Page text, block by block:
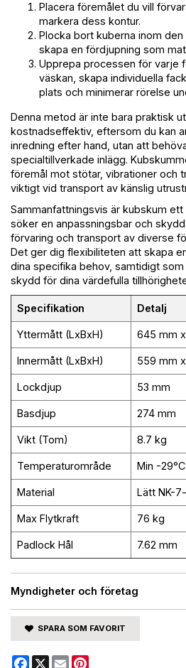
Myndigheter och företag
Placera föremålet du vill
markera dess kontur.
Plocka bort kuberna inom
skapa en fördjupning som
Upprepa processen för varje
väskan, skapa individuella
plats och minimerar rörelse
Denna metod är inte bara praktisk
kostnadseffektiv, eftersom du kan
inredning efter hand, utan att
specialtillverkade inlägg.
föremål mot stötar, vibrationer och
viktigt vid transport av känslig
Sammanfattningsvis är kubskum
söker en anpassningsbar och
förvaring och transport av diverse
Det ger dig flexibiliteten att skapa
dina specifika behov, samtidigt
skydd för dina värdefulla
Specifikation Detalj
Yttermått (LxBxH) 645 mm
Innermått (LxBxH) 559 mm
Lockdjup 53 mm
Basdjup 274 mm
Vikt (Tom) 8.7 kg
Temperaturområde Min -
Material Lätt NK-
Max Flytkraft 76 kg
Padlock Hål 7.62 mm
SPARA SOM FAVORIT
Facebook
X Email